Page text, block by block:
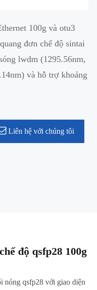
100g và otu3
đơn chế độ sintai
lwdm (1295.56nm,
và hỗ trợ khoảng
Liên hệ với chúng tôi
độ qsfp28 100g
nóng qsfp28 với giao diện